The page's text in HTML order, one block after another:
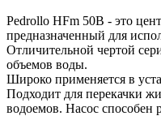
Pedrollo HFm 50B - это
предназначенный для
Отличительной чертой
объемов воды.
Широко применяется в
Подходит для перекачки
водоемов. Насос способен